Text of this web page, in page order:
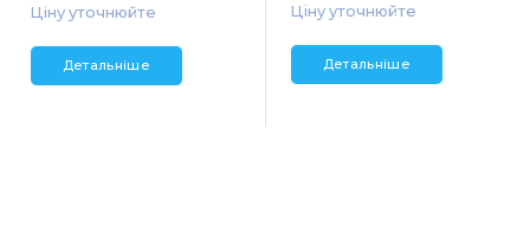
Ціну уточнюйте
Детальніше
Ціну уточнюйте
Детальніше